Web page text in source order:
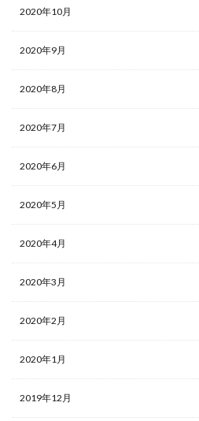
2020年10月
2020年9月
2020年8月
2020年7月
2020年6月
2020年5月
2020年4月
2020年3月
2020年2月
2020年1月
2019年12月